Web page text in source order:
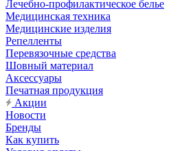
Лечебно-профилактическое белье
Медицинская техника
Медицинские изделия
Репелленты
Перевязочные средства
Шовный материал
Аксессуары
Печатная продукция
Акции
Новости
Бренды
Как купить